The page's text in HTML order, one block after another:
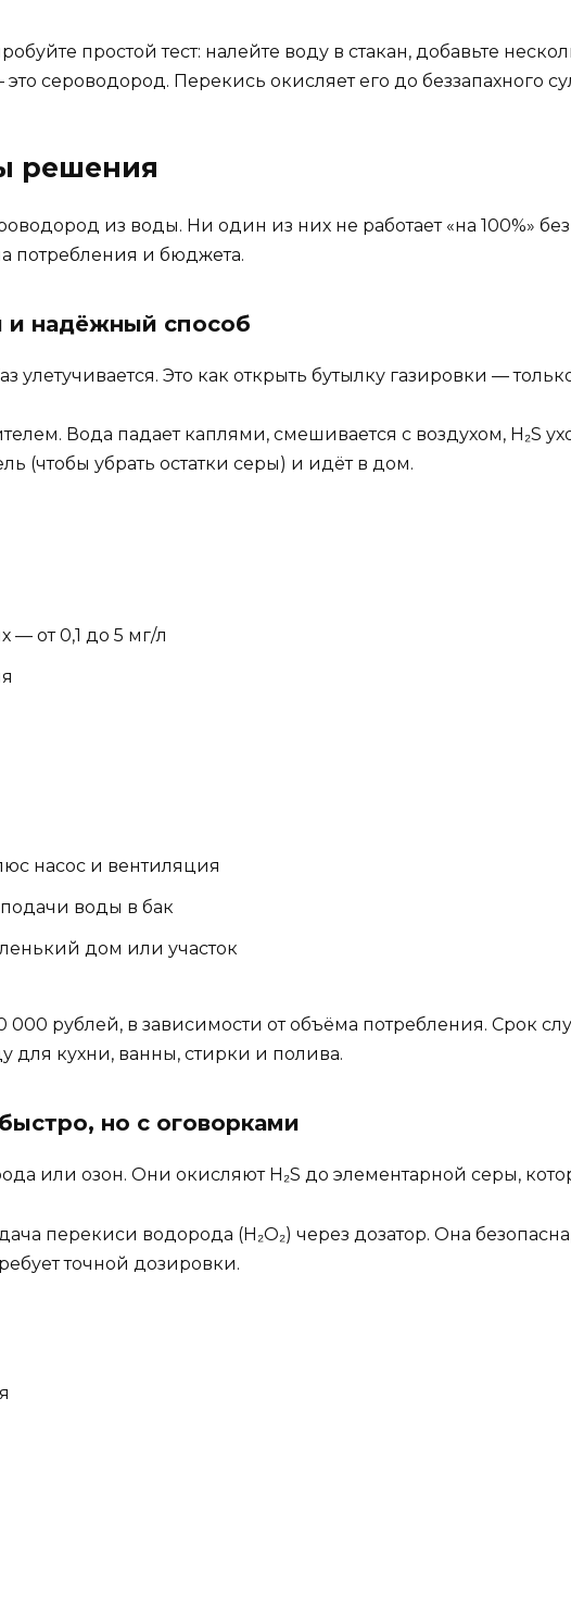
простой тест: налейте воду в стакан, добавьте
сероводород. Перекись окисляет его до беззапахного
решения
из воды. Ни один из них не работает «на 100%»
потребления и бюджета.
и надёжный способ
улетучивается. Это как открыть бутылку газировки —
Вода падает каплями, смешивается с воздухом, H₂S
(чтобы убрать остатки серы) и идёт в дом.
— от 0,1 до 5 мг/л
насос и вентиляция
воды в бак
дом или участок
000 рублей, в зависимости от объёма потребления. Срок
кухни, ванны, стирки и полива.
но с оговорками
или озон. Они окисляют H₂S до элементарной серы,
перекиси водорода (H₂O₂) через дозатор. Она безопасна,
точной дозировки.